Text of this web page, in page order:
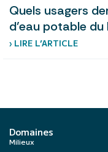
Quels usagers
d’eau potable
› LIRE L’ARTICLE
Domaines
Milieux